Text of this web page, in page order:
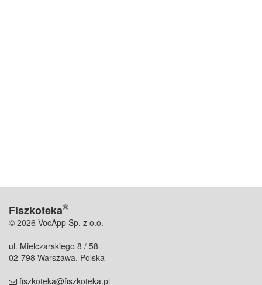
Fiszkoteka®
© 2026 VocApp Sp. z o.o.
ul. Mielczarskiego 8 / 58
02-798 Warszawa, Polska
fiszkoteka@fiszkoteka.pl